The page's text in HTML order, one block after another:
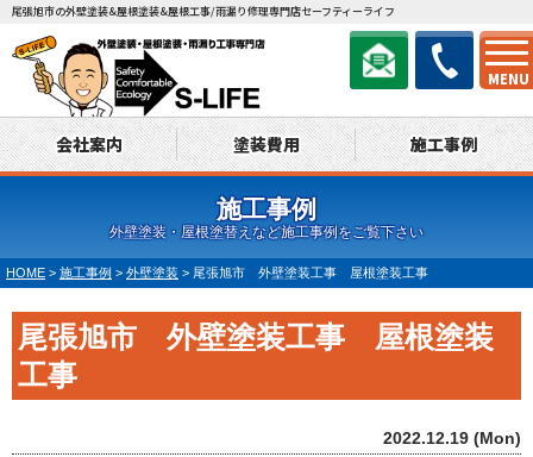
MENU
尾張旭市の外壁塗装&屋根塗装&屋根工事/雨漏り修理専門店セーフティーライフ
会社案内 塗装費用 施工事例
施工事例
外壁塗装・屋根塗替えなど施工事例をご覧下さい
HOME > 施工事例 > 外壁塗装 > 尾張旭市 外壁塗装工事 屋根塗装工事
尾張旭市 外壁塗装工事 屋根塗装
工事
2022.12.19 (Mon)